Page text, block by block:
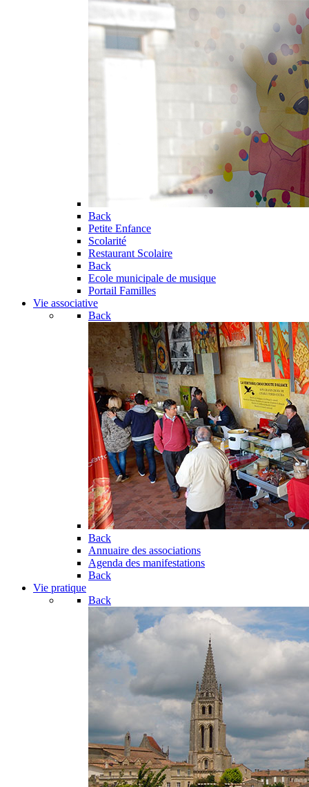
Back
Petite Enfance
Scolarité
Restaurant Scolaire
Back
Ecole municipale de musique
Portail Familles
Vie associative
Back
Back
Annuaire des associations
Agenda des manifestations
Back
Vie pratique
Back